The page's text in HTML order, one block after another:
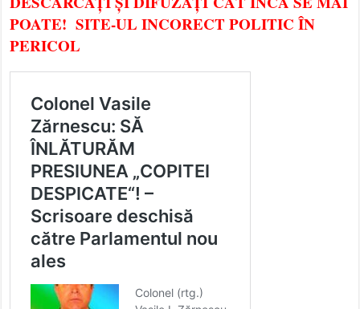
POATE! SITE-UL INCORECT POLITIC ÎN
PERICOL